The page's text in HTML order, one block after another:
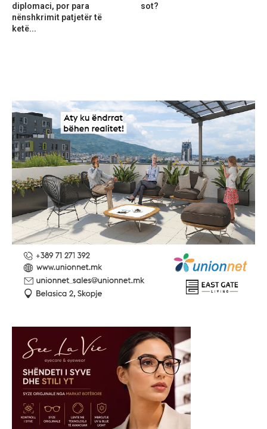
diplomaci, por para
nënshkrimit patjetër të
ketë...
sot?